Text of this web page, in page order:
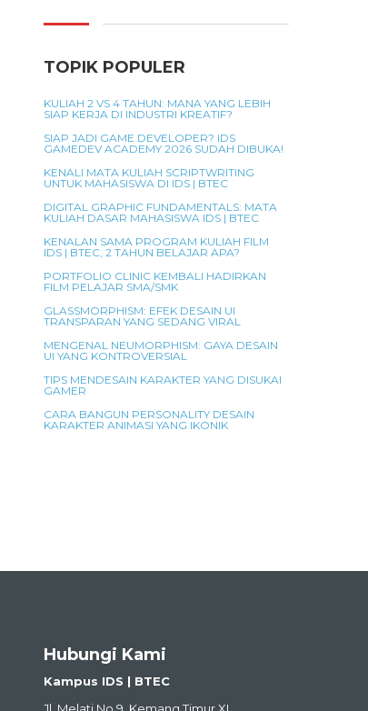
TOPIK POPULER
KULIAH 2 VS 4 TAHUN: MANA YANG LEBIH
SIAP KERJA DI INDUSTRI KREATIF?
SIAP JADI GAME DEVELOPER? IDS
GAMEDEV ACADEMY 2026 SUDAH DIBUKA!
KENALI MATA KULIAH SCRIPTWRITING
UNTUK MAHASISWA DI IDS | BTEC
DIGITAL GRAPHIC FUNDAMENTALS: MATA
KULIAH DASAR MAHASISWA IDS | BTEC
KENALAN SAMA PROGRAM KULIAH FILM
IDS | BTEC, 2 TAHUN BELAJAR APA?
PORTFOLIO CLINIC KEMBALI HADIRKAN
FILM PELAJAR SMA/SMK
GLASSMORPHISM: EFEK DESAIN UI
TRANSPARAN YANG SEDANG VIRAL
MENGENAL NEUMORPHISM: GAYA DESAIN
UI YANG KONTROVERSIAL
TIPS MENDESAIN KARAKTER YANG DISUKAI
GAMER
CARA BANGUN PERSONALITY DESAIN
KARAKTER ANIMASI YANG IKONIK
Hubungi Kami
Kampus IDS | BTEC
Jl. Melati No.9, Kemang Timur XI,